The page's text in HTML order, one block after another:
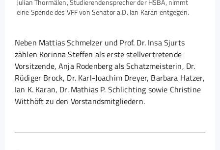
Julian Thormälen, Studierendensprecher der HSBA, nimmt
eine Spende des VFF von Senator a.D. Ian Karan entgegen.
Neben Mattias Schmelzer und Prof. Dr. Insa Sjurts
zählen Korinna Steffen als erste stellvertretende
Vorsitzende, Anja Rodenberg als Schatzmeisterin, Dr.
Rüdiger Brock, Dr. Karl-Joachim Dreyer, Barbara Hatzer,
Ian K. Karan, Dr. Mathias P. Schlichting sowie Christine
Witthöft zu den Vorstandsmitgliedern.